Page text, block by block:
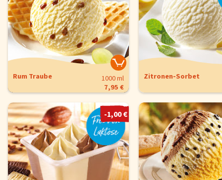
Rum Traube
1000 ml
7,95 €
Zitronen-Sorbet
-1,00 €